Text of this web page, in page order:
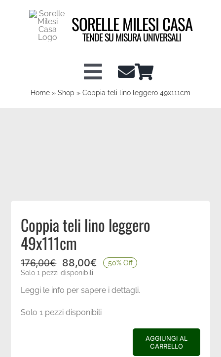
SORELLE MILESI CASA
TENDE SU MISURA UNIVERSALI
Toggle
Shop tende a vetro
Coordinati casa
Idee regalo
Blog
Home » Shop » Coppia teli lino leggero 49x111cm
Coppia teli lino leggero
49x111cm
176,00€
Il
prezzo
originale
176,00€.
88,00€
Il
prezzo
attuale
88,00€.
50% Off
Solo 1 pezzi disponibili
Leggi le info per sapere i dettagli.
Solo 1 pezzi disponibili
AGGIUNGI AL
CARRELLO